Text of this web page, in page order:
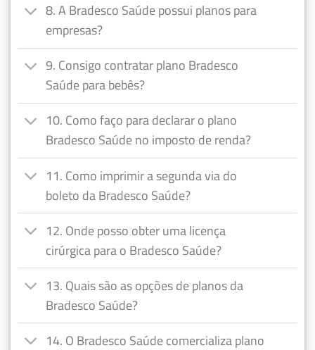
8. A Bradesco Saúde possui planos para
empresas?
9. Consigo contratar plano Bradesco
Saúde para bebês?
10. Como faço para declarar o plano
Bradesco Saúde no imposto de renda?
11. Como imprimir a segunda via do
boleto da Bradesco Saúde?
12. Onde posso obter uma licença
cirúrgica para o Bradesco Saúde?
13. Quais são as opções de planos da
Bradesco Saúde?
14. O Bradesco Saúde comercializa plano